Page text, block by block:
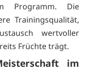
Programm. Die
Trainingsqualität,
wertvoller
Früchte trägt.
im